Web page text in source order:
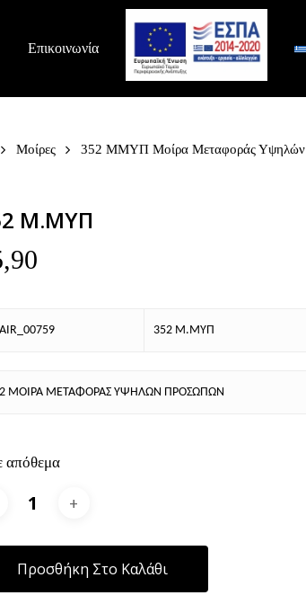
Επικοινωνία
Μοίρες
352 ΜΜΥΠ Μοίρα Μεταφοράς Υψηλών
Μ.ΜΥΠ
352 Μ.ΜΥΠ
ΜΟΙΡΑ ΜΕΤΑΦΟΡΑΣ ΥΨΗΛΩΝ ΠΡΟΣΩΠΩΝ
απόθεμα
Προσθήκη Στο Καλάθι